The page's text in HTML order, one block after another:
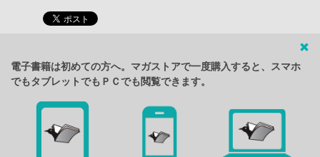
電子書籍は初めての方へ。マガストアで一度購入すると、スマホ
でもタブレットでもＰＣでも閲覧できます。